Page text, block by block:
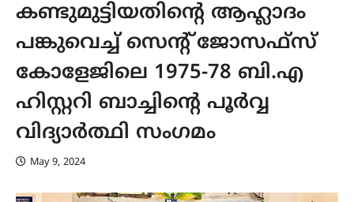
കണ്ടുമുട്ടിയതിന്‍റെ ആഹ്ലാദം
പങ്കുവെച്ച് സെന്റ് ജോസഫ്സ്
കോളേജിലെ 1975-78 ബി.എ
ഹിസ്റ്ററി ബാച്ചിന്‍റെ പൂർവ്വ
വിദ്യാർത്ഥി സംഗമം
May 9, 2024